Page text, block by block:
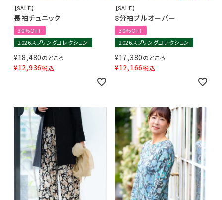
【SALE】
長袖チュニック
30%OFF
2026スプリングコレクション
¥18,480のところ
¥12,936税込
【SALE】
8分袖プルオーバー
30%OFF
2026スプリングコレクション
¥17,380のところ
¥12,166税込